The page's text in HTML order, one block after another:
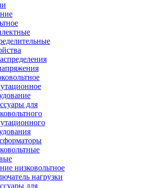
для
низковольтное
нагрузки
для